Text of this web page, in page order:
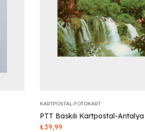
KARTPOSTAL-FOTOKART
PTT Baskılı Kartpostal-
₺39,99